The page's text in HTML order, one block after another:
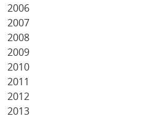
2006
2007
2008
2009
2010
2011
2012
2013